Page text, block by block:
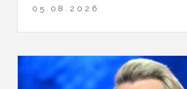
05.08.2026